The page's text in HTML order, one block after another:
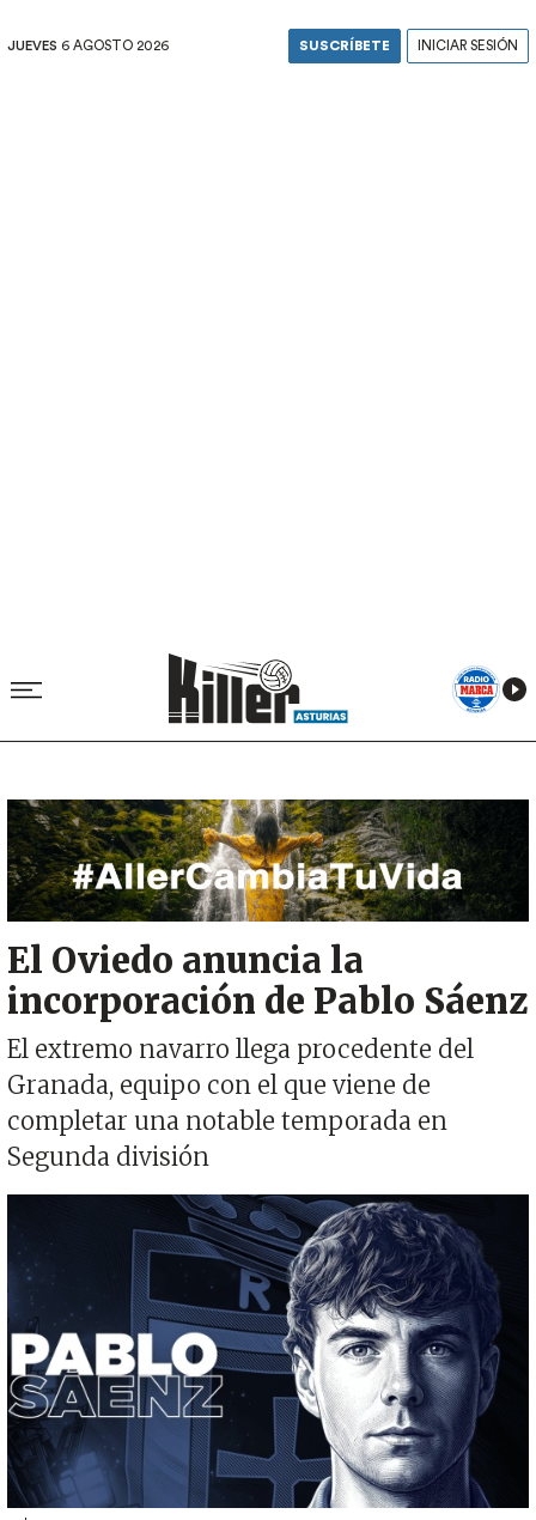
JUEVES 6 AGOSTO 2026 SUSCRÍBETE INICIAR SESIÓN
Image
El Oviedo anuncia la
incorporación de Pablo Sáenz
El extremo navarro llega procedente del
Granada, equipo con el que viene de
completar una notable temporada en
Segunda división